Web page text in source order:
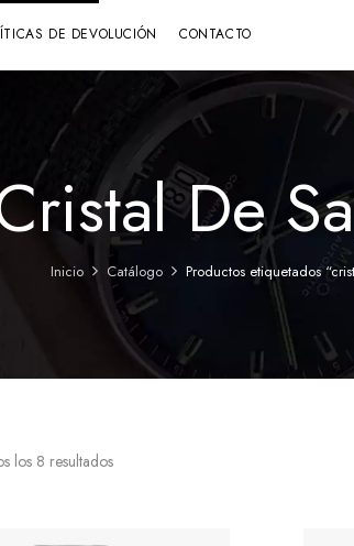
DE DEVOLUCIÓN CONTACTO
De
Inicio Catálogo Productos etiquetados
los 8 resultados